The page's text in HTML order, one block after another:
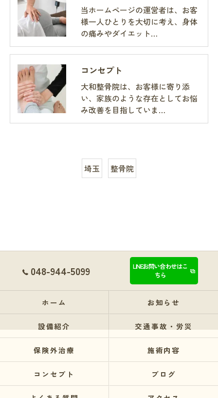
当ホームページの運営者は、お客
様一人ひとりを大切に考え、身体
の痛みやダイエット…
コンセプト
大和整骨院は、お客様に寄り添
い、家族のような存在としてお悩
み改善を目指していま…
埼玉 整骨院
048-944-5099
LINEお問い合わせはこ
ちら
ホーム お知らせ
設備紹介 交通事故・労災
保険外治療 施術内容
コンセプト ブログ